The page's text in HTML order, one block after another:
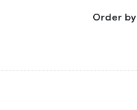
Order by